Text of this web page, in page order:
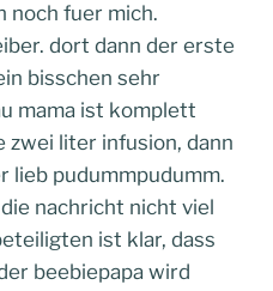
noch fuer mich.
dort dann der erste
bisschen sehr
mama ist komplett
liter infusion, dann
lieb pudummpudumm.
nachricht nicht viel
ist klar, dass
beebiepapa wird